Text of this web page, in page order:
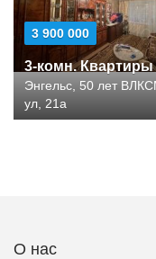
3 900 000
3-комн. Квартиры
Энгельс, 50 лет
ул, 21а
О нас